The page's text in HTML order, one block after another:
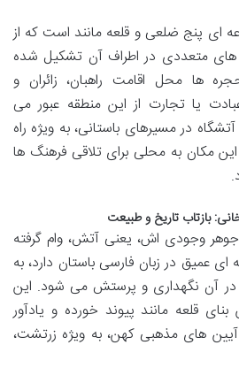
ای پنج ضلعی و قلعه مانند است که از
متعددی در اطراف آن تشکیل شده
ها محل اقامت راهبان، زائران و
عبادت یا تجارت از این منطقه عبور می
در مسیرهای باستانی، به ویژه راه
مکان به محلی برای تلاقی فرهنگ ها
بازتاب تاریخ و طبیعت
جوهر وجودی اش، یعنی آتش، وام گرفته
عمیق در زبان فارسی باستان دارد، به
در آن نگهداری و پرستش می شود. این
قلعه مانند پیوند خورده و یادآور
های مذهبی کهن، به ویژه زرتشت،